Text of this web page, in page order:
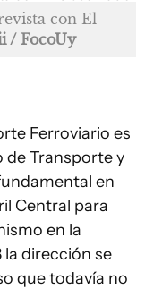
con El
/ FocoUy
Ferroviario es
de Transporte y
en
Central para
en la
la dirección se
que todavía no